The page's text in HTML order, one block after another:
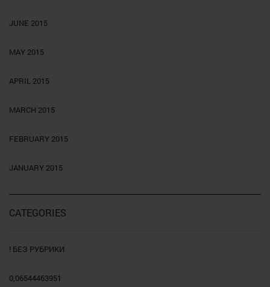
JUNE 2015
MAY 2015
APRIL 2015
MARCH 2015
FEBRUARY 2015
JANUARY 2015
CATEGORIES
! БЕЗ РУБРИКИ
0,06544463951